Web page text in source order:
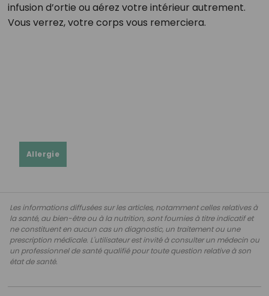
infusion d’ortie ou aérez votre intérieur autrement.
Vous verrez, votre corps vous remerciera.
Allergie
Les informations diffusées sur les articles, notamment celles relatives à
la santé, au bien-être ou à la nutrition, sont fournies à titre indicatif et
ne constituent en aucun cas un diagnostic, un traitement ou une
prescription médicale. L'utilisateur est invité à consulter un médecin ou
un professionnel de santé qualifié pour toute question relative à son
état de santé.